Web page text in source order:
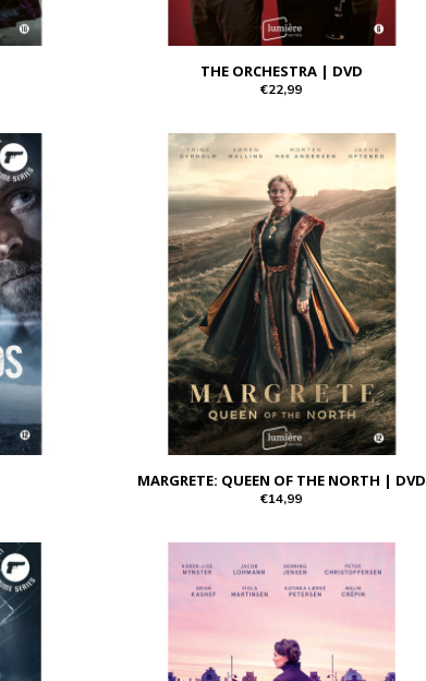
THE ORCHESTRA | DVD
€22,99
MARGRETE: QUEEN OF THE NORTH | DVD
€14,99